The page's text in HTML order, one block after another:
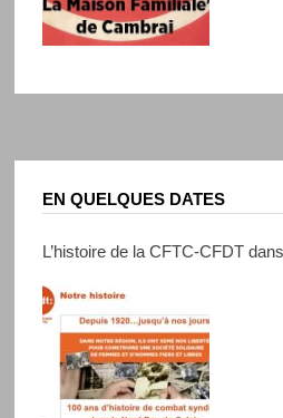
EN QUELQUES DATES
L’histoire de la CFTC-CFDT